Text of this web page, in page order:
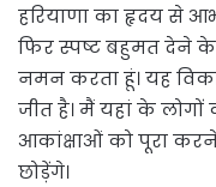
हरियाणा का हृदय से
फिर स्पष्ट बहुमत देने के
नमन करता हूं। यह
जीत है। मैं यहां के लोगों
आकांक्षाओं को पूरा
छोड़ेंगे।